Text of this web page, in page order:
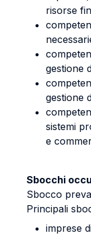
risorse
gestione
gestione
sistemi
e
Sbocchi
Sbocco
Principali
imprese